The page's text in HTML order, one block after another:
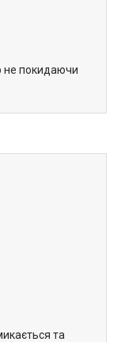
не покидаючи
та